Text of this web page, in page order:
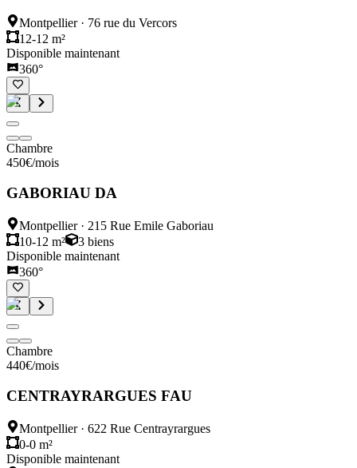
Montpellier· 76 rue du Vercors
12-12 m²
Disponible maintenant
360°
Chambre
450€/mois
GABORIAU DA
Montpellier· 215 Rue Emile Gaboriau
10-12 m²
3 biens
Disponible maintenant
360°
Chambre
440€/mois
CENTRAYRARGUES FAU
Montpellier· 622 Rue Centrayrargues
0-0 m²
Disponible maintenant